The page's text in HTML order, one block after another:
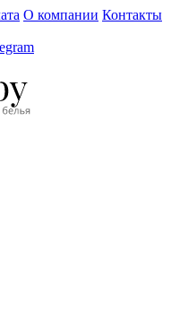
О компании Контакты